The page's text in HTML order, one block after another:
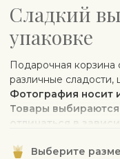
Сладкий
упаковке
Подарочная корзина
различные сладости,
Фотография носит
Товары
отличаться в
Перед доставкой
Выберите